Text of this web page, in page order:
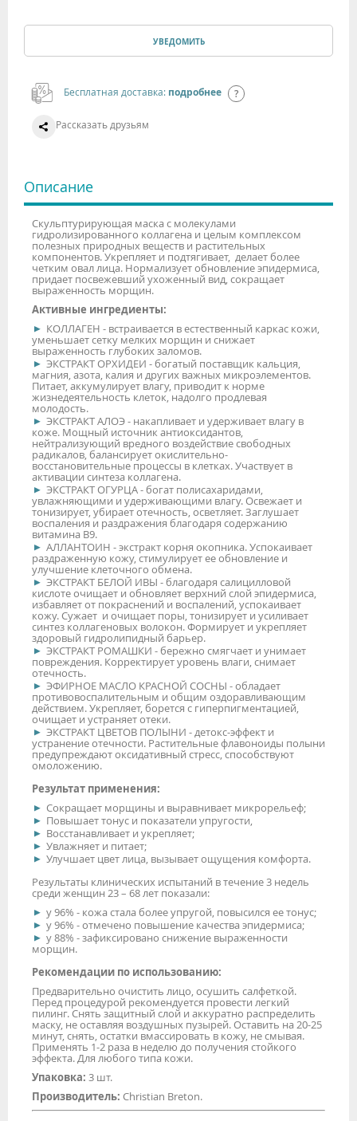
УВЕДОМИТЬ
Бесплатная доставка: подробнее
Рассказать друзьям
Описание
Скульптурирующая маска с молекулами
гидролизированного коллагена и целым комплексом
полезных природных веществ и растительных
компонентов. Укрепляет и подтягивает, делает более
четким овал лица. Нормализует обновление эпидермиса,
придает посвежевший ухоженный вид, сокращает
выраженность морщин.
Активные ингредиенты:
КОЛЛАГЕН - встраивается в естественный каркас кожи,
уменьшает сетку мелких морщин и снижает
выраженность глубоких заломов.
ЭКСТРАКТ ОРХИДЕИ - богатый поставщик кальция,
магния, азота, калия и других важных микроэлементов.
Питает, аккумулирует влагу, приводит к норме
жизнедеятельность клеток, надолго продлевая
молодость.
ЭКСТРАКТ АЛОЭ - накапливает и удерживает влагу в
коже. Мощный источник антиоксидантов,
нейтрализующий вредного воздействие свободных
радикалов, балансирует окислительно-
восстановительные процессы в клетках. Участвует в
активации синтеза коллагена.
ЭКСТРАКТ ОГУРЦА - богат полисахаридами,
увлажняющими и удерживающими влагу. Освежает и
тонизирует, убирает отечность, осветляет. Заглушает
воспаления и раздражения благодаря содержанию
витамина В9.
АЛЛАНТОИН - экстракт корня окопника. Успокаивает
раздраженную кожу, стимулирует ее обновление и
улучшение клеточного обмена.
ЭКСТРАКТ БЕЛОЙ ИВЫ - благодаря салицилловой
кислоте очищает и обновляет верхний слой эпидермиса,
избавляет от покраснений и воспалений, успокаивает
кожу. Сужает и очищает поры, тонизирует и усиливает
синтез коллагеновых волокон. Формирует и укрепляет
здоровый гидролипидный барьер.
ЭКСТРАКТ РОМАШКИ - бережно смягчает и унимает
повреждения. Корректирует уровень влаги, снимает
отечность.
ЭФИРНОЕ МАСЛО КРАСНОЙ СОСНЫ - обладает
противовоспалительным и общим оздоравливающим
действием. Укрепляет, борется с гиперпигментацией,
очищает и устраняет отеки.
ЭКСТРАКТ ЦВЕТОВ ПОЛЫНИ - детокс-эффект и
устранение отечности. Растительные флавоноиды полыни
предупреждают оксидативный стресс, способствуют
омоложению.
Результат применения:
Сокращает морщины и выравнивает микрорельеф;
Повышает тонус и показатели упругости,
Восстанавливает и укрепляет;
Увлажняет и питает;
Улучшает цвет лица, вызывает ощущения комфорта.
Результаты клинических испытаний в течение 3 недель
среди женщин 23 – 68 лет показали:
у 96% - кожа стала более упругой, повысился ее тонус;
у 96% - отмечено повышение качества эпидермиса;
у 88% - зафиксировано снижение выраженности
морщин.
Рекомендации по использованию:
Предварительно очистить лицо, осушить салфеткой.
Перед процедурой рекомендуется провести легкий
пилинг. Снять защитный слой и аккуратно распределить
маску, не оставляя воздушных пузырей. Оставить на 20-25
минут, снять, остатки вмассировать в кожу, не смывая.
Применять 1-2 раза в неделю до получения стойкого
эффекта. Для любого типа кожи.
Упаковка: 3 шт.
Производитель: Christian Breton.